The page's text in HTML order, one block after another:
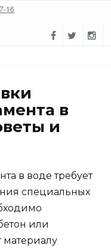
16
в
и
в воде требует
специальных
или
материалу